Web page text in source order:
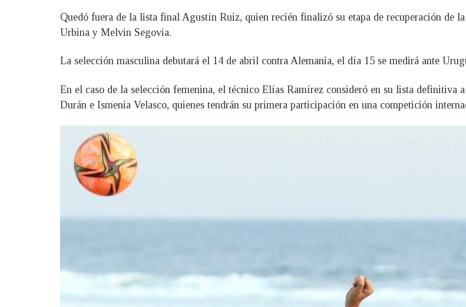
Quedó fuera de la lista final Agustín Ruiz, quien recién finalizó su etapa de recuperación de
Urbina y Melvin Segovia.
La selección masculina debutará el 14 de abril contra Alemania, el día 15 se medirá ante
En el caso de la selección femenina, el técnico Elías Ramírez consideró en su lista definitiva
Durán e Ismenia Velasco, quienes tendrán su primera participación en una competición